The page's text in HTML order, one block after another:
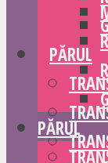
PĂRUL
PĂRUL